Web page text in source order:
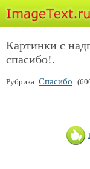
Картинки с
спасибо!.
Рубрика: Спасибо